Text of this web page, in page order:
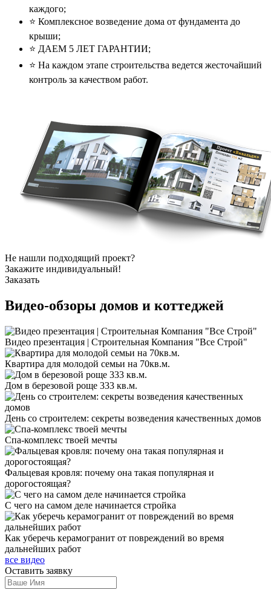
каждого;
⭐️ Комплексное возведение дома от фундамента до
крыши;
⭐️ ДАЕМ 5 ЛЕТ ГАРАНТИИ;
⭐️ На каждом этапе строительства ведется жесточайший
контроль за качеством работ.
Не нашли подходящий проект?
Закажите индивидуальный!
Заказать
Видео-обзоры домов и коттеджей
Видео презентация | Строительная Компания "Все Строй"
Квартира для молодой семьи на 70кв.м.
Дом в березовой роще 333 кв.м.
День со строителем: секреты возведения качественных домов
Спа-комплекс твоей мечты
Фальцевая кровля: почему она такая популярная и
дорогостоящая?
С чего на самом деле начинается стройка
Как уберечь керамогранит от повреждений во время
дальнейших работ
все видео
Оставить заявку